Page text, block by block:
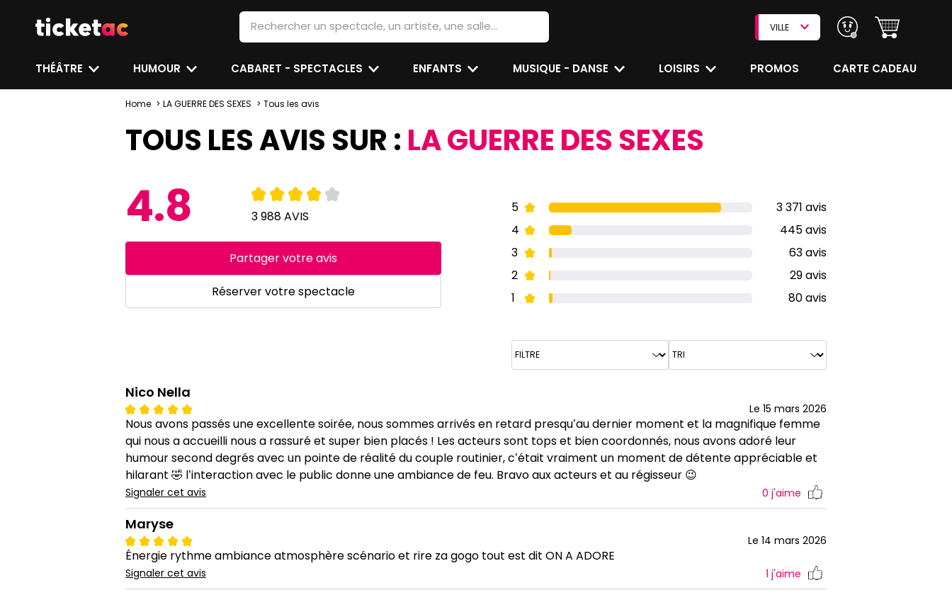
VILLE
THÉÂTRE HUMOUR CABARET - SPECTACLES ENFANTS MUSIQUE - DANSE LOISIRS PROMOS CARTE CADEAU
Home LA GUERRE DES SEXES Tous les avis
TOUS LES AVIS SUR : LA GUERRE DES SEXES
4.8 3 988 AVIS
Réserver votre spectacle
Partager votre avis
5
3 371 avis
4
445 avis
3
63 avis
2
29 avis
1
80 avis
Nico Nella
Le 15 mars 2026
Nous avons passés une excellente soirée, nous sommes arrivés en retard presqu’au dernier moment et la magnifique femme
qui nous a accueilli nous a rassuré et super bien placés ! Les acteurs sont tops et bien coordonnés, nous avons adoré leur
humour second degrés avec un pointe de réalité du couple routinier, c’était vraiment un moment de détente appréciable et
hilarant 🤣 l’interaction avec le public donne une ambiance de feu. Bravo aux acteurs et au régisseur 😉
Signaler cet avis 0 j'aime
Maryse
Le 14 mars 2026
Énergie rythme ambiance atmosphère scénario et rire za gogo tout est dit ON A ADORE
Signaler cet avis 1 j'aime